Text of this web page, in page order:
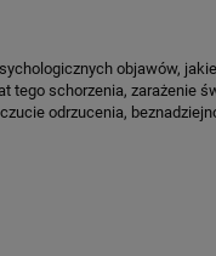
objawów,
tego schorzenia, zarażenie
odrzucenia,